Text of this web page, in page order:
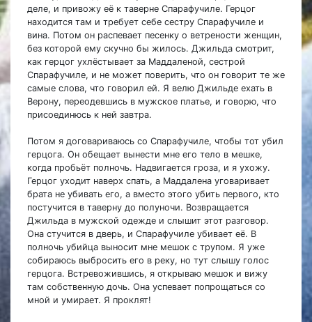
деле, и привожу её к таверне Спарафучиле. Герцог
находится там и требует себе сестру Спарафучиле и
вина. Потом он распевает песенку о ветрености женщин,
без которой ему скучно бы жилось. Джильда смотрит,
как герцог ухлёстывает за Маддаленой, сестрой
Спарафучиле, и не может поверить, что он говорит те же
самые слова, что говорил ей. Я велю Джильде ехать в
Верону, переодевшись в мужское платье, и говорю, что
присоединюсь к ней завтра.
Потом я договариваюсь со Спарафучиле, чтобы тот убил
герцога. Он обещает вынести мне его тело в мешке,
когда пробьёт полночь. Надвигается гроза, и я ухожу.
Герцог уходит наверх спать, а Маддалена уговаривает
брата не убивать его, а вместо этого убить первого, кто
постучится в таверну до полуночи. Возвращается
Джильда в мужской одежде и слышит этот разговор.
Она стучится в дверь, и Спарафучиле убивает её. В
полночь убийца выносит мне мешок с трупом. Я уже
собираюсь выбросить его в реку, но тут слышу голос
герцога. Встревожившись, я открываю мешок и вижу
там собственную дочь. Она успевает попрощаться со
мной и умирает. Я проклят!